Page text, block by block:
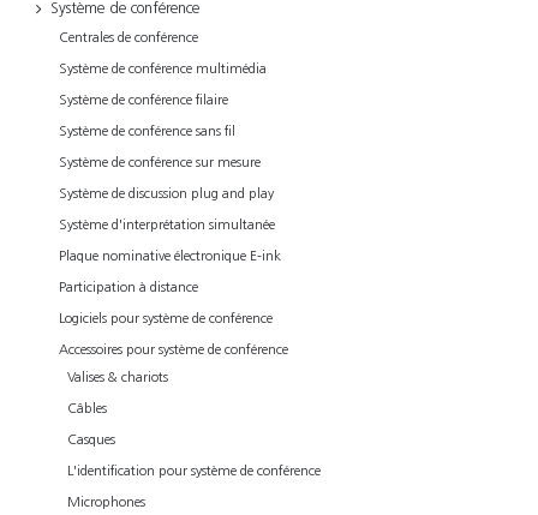
Système de conférence
Centrales de conférence
Système de conférence multimédia
Système de conférence filaire
Système de conférence sans fil
Système de conférence sur mesure
Système de discussion plug and play
Système d'interprétation simultanée
Plaque nominative électronique E-ink
Participation à distance
Logiciels pour système de conférence
Accessoires pour système de conférence
Valises & chariots
Câbles
Casques
L'identification pour système de conférence
Microphones